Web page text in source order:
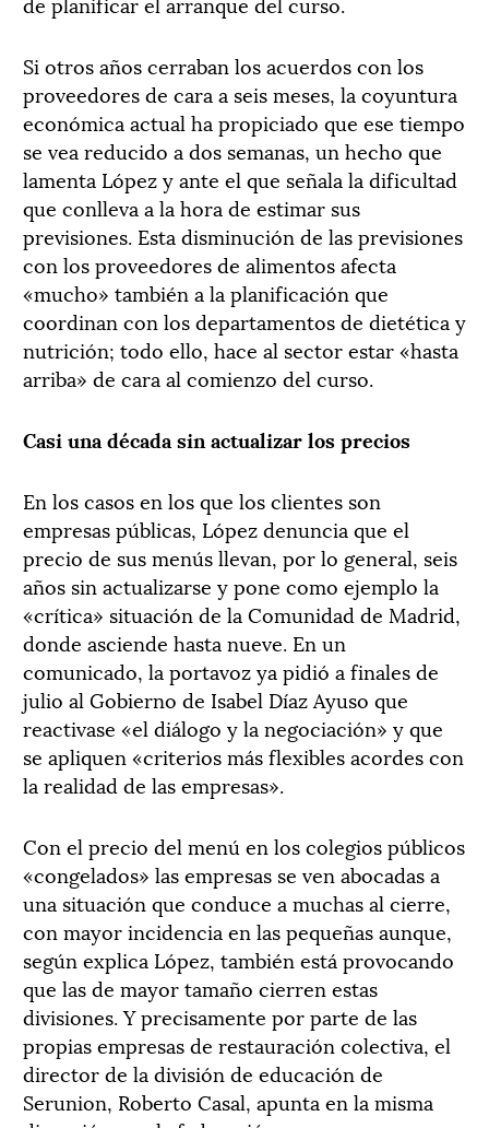
Si otros años cerraban los acuerdos con los
proveedores de cara a seis meses, la coyuntura
económica actual ha propiciado que ese tiempo
se vea reducido a dos semanas, un hecho que
lamenta López y ante el que señala la dificultad
que conlleva a la hora de estimar sus
previsiones. Esta disminución de las previsiones
con los proveedores de alimentos afecta
«mucho» también a la planificación que
coordinan con los departamentos de dietética y
nutrición; todo ello, hace al sector estar «hasta
arriba» de cara al comienzo del curso.
Casi una década sin actualizar los precios
En los casos en los que los clientes son
empresas públicas, López denuncia que el
precio de sus menús llevan, por lo general, seis
años sin actualizarse y pone como ejemplo la
«crítica» situación de la Comunidad de Madrid,
donde asciende hasta nueve. En un
comunicado, la portavoz ya pidió a finales de
julio al Gobierno de Isabel Díaz Ayuso que
reactivase «el diálogo y la negociación» y que
se apliquen «criterios más flexibles acordes con
la realidad de las empresas».
Con el precio del menú en los colegios públicos
«congelados» las empresas se ven abocadas a
una situación que conduce a muchas al cierre,
con mayor incidencia en las pequeñas aunque,
según explica López, también está provocando
que las de mayor tamaño cierren estas
divisiones. Y precisamente por parte de las
propias empresas de restauración colectiva, el
director de la división de educación de
Serunion, Roberto Casal, apunta en la misma